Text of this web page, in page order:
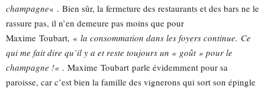
champagne« . Bien sûr, la fermeture des restaurants et des bars ne le
rassure pas, il n’en demeure pas moins que pour
Maxime Toubart, « la consommation dans les foyers continue. Ce
qui me fait dire qu’il y a et reste toujours un « goût » pour le
champagne !« . Maxime Toubart parle évidemment pour sa
paroisse, car c’est bien la famille des vignerons qui sort son épingle